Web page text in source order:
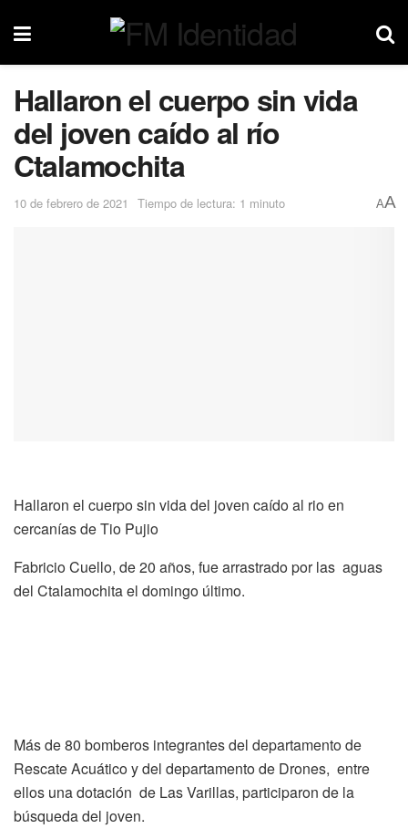
Hallaron el cuerpo sin vida
del joven caído al río
Ctalamochita
10 de febrero de 2021 Tiempo de lectura: 1 minuto AA
Hallaron el cuerpo sin vida del joven caído al rio en
cercanías de Tio Pujio
Fabricio Cuello, de 20 años, fue arrastrado por las aguas
del Ctalamochita el domingo último.
Más de 80 bomberos integrantes del departamento de
Rescate Acuático y del departamento de Drones, entre
ellos una dotación de Las Varillas, participaron de la
búsqueda del joven.